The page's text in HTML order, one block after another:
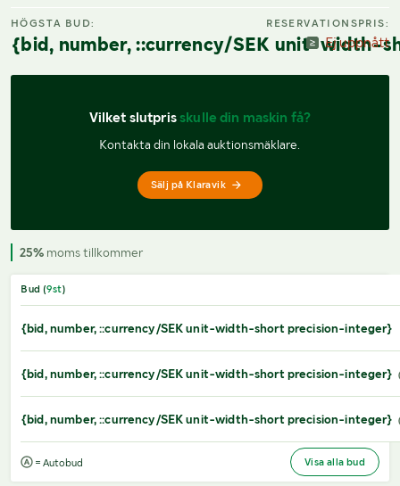
HÖGSTA BUD:
{bid, number, ::currency/SEK unit-width-
RESERVATIONSPRIS:
Ej uppnått
Vilket slutpris skulle din maskin få?
Kontakta din lokala auktionsmäklare.
Sälj på Klaravik
25% moms tillkommer
Bud (9st)
{bid, number, ::currency/SEK unit-width-short precision-integer}
{bid, number, ::currency/SEK unit-width-short precision-integer}
{bid, number, ::currency/SEK unit-width-short precision-integer}
= Autobud Visa alla bud